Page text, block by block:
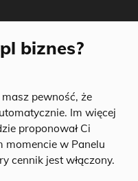
biznes?
pewność, że
Im więcej
proponował Ci
momencie w Panelu
cennik jest włączony.